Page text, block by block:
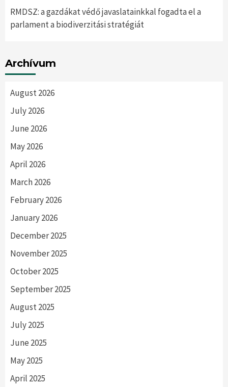
RMDSZ: a gazdákat védő javaslatainkkal fogadta el a
parlament a biodiverzitási stratégiát
Archívum
August 2026
July 2026
June 2026
May 2026
April 2026
March 2026
February 2026
January 2026
December 2025
November 2025
October 2025
September 2025
August 2025
July 2025
June 2025
May 2025
April 2025